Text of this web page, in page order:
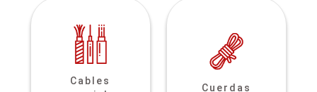
Cables
Cuerdas